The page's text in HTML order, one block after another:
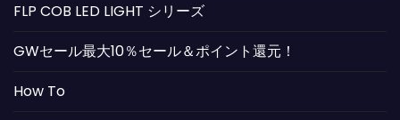
FLP COB LED LIGHT シリーズ
GWセール最大10％セール＆ポイント還元！
How To